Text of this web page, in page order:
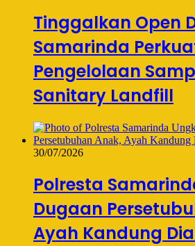
Tinggalkan Open
Samarinda
Pengelolaan
Sanitary Landfill
30/07/2026
Polresta
Dugaan
Ayah Kandung